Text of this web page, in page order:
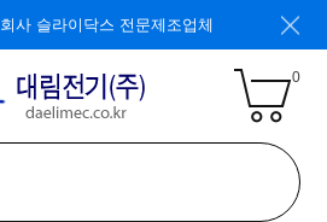
사 슬라이닥스 전문제조업체
0